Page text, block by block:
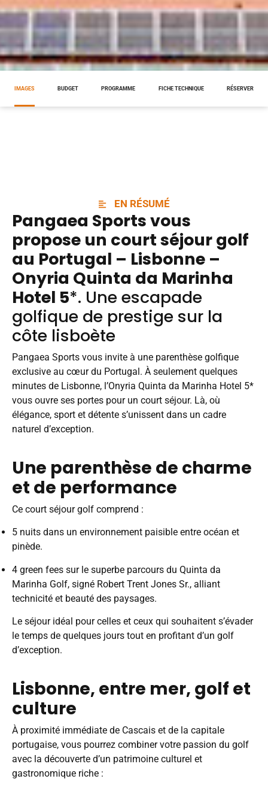
IMAGES BUDGET PROGRAMME FICHE TECHNIQUE RÉSERVER
EN RÉSUMÉ
Pangaea Sportsvous
propose un court séjourgolf
au Portugal – Lisbonne –
Onyria Quinta da Marinha
Hotel 5*. Une escapade
golfique de prestige sur la
côte lisboète
Pangaea Sports vous invite à une parenthèse golfique
exclusive au cœur du Portugal. À seulement quelques
minutes de Lisbonne, l’Onyria Quinta da Marinha Hotel 5*
vous ouvre ses portes pour un court séjour. Là, où
élégance, sport et détente s’unissent dans un cadre
naturel d’exception.
Une parenthèse de charme
et de performance
Ce court séjour golf comprend :
5 nuits dans un environnement paisible entre océan et
pinède.
4 green fees sur le superbe parcours du Quinta da
Marinha Golf, signé Robert Trent Jones Sr., alliant
technicité et beauté des paysages.
Le séjour idéal pour celles et ceux qui souhaitent s’évader
le temps de quelques jours tout en profitant d’un golf
d’exception.
Lisbonne, entre mer, golf et
culture
À proximité immédiate de Cascais et de la capitale
portugaise, vous pourrez combiner votre passion du golf
avec la découverte d’un patrimoine culturel et
gastronomique riche :